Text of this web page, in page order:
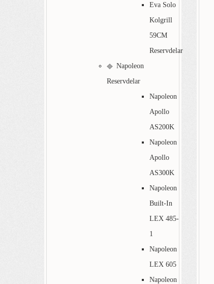
Eva Solo
Kolgrill
59CM
Reservdelar
Napoleon
Reservdelar
Napoleon
Apollo
AS200K
Napoleon
Apollo
AS300K
Napoleon
Built-In
LEX 485-
1
Napoleon
LEX 605
Napoleon